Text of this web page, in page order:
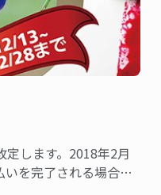
します。2018年2月
を完了される場合、